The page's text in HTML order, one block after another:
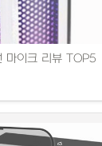
마이크 리뷰 TOP5